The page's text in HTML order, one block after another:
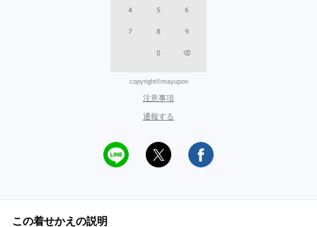
copyright©mayupon
注意事項
通報する
この着せかえの説明